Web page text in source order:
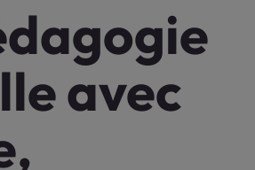
avec